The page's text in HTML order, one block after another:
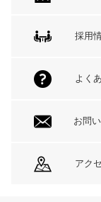
採用
よく
お問
アク